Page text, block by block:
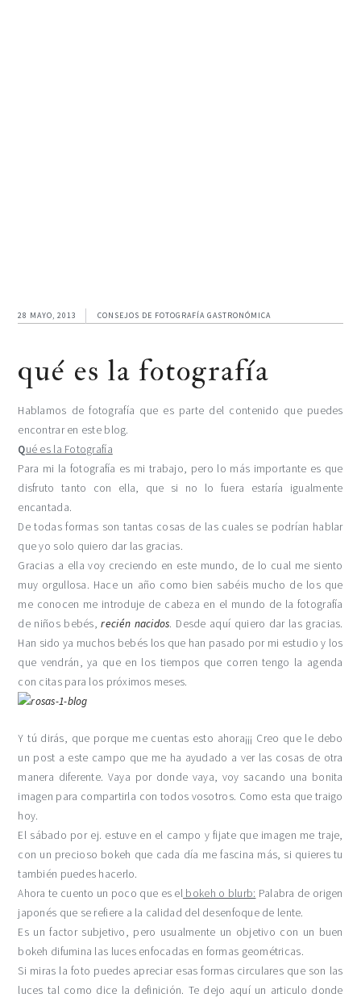
28 MAYO, 2013 CONSEJOS DE FOTOGRAFÍA GASTRONÓMICA
qué es la fotografía
Hablamos de fotografía que es parte del contenido que puedes
encontrar en este blog.
Qué es la Fotografía
Para mi la fotografía es mi trabajo, pero lo más importante es que
disfruto tanto con ella, que si no lo fuera estaría igualmente
encantada.
De todas formas son tantas cosas de las cuales se podrían hablar
que yo solo quiero dar las gracias.
Gracias a ella voy creciendo en este mundo, de lo cual me siento
muy orgullosa. Hace un año como bien sabéis mucho de los que
me conocen me introduje de cabeza en el mundo de la fotografía
de niños bebés,recién nacidos. Desde aquí quiero dar las gracias.
Han sido ya muchos bebés los que han pasado por mi estudio y los
que vendrán, ya que en los tiempos que corren tengo la agenda
con citas para los próximos meses.
Y tú dirás, que porque me cuentas esto ahora¡¡¡ Creo que le debo
un post a este campo que me ha ayudado a ver las cosas de otra
manera diferente. Vaya por donde vaya, voy sacando una bonita
imagen para compartirla con todos vosotros. Como esta que traigo
hoy.
El sábado por ej. estuve en el campo y fijate que imagen me traje,
con un precioso bokeh que cada día me fascina más, si quieres tu
también puedes hacerlo.
Ahora te cuento un poco que es el bokeh o blurb: Palabra de origen
japonés que se refiere a la calidad del desenfoque de lente.
Es un factor subjetivo, pero usualmente un objetivo con un buen
bokeh difumina las luces enfocadas en formas geométricas.
Si miras la foto puedes apreciar esas formas circulares que son las
luces tal como dice la definición. Te dejo aquí un articulo donde